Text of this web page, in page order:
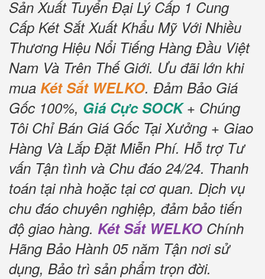
Sản Xuất Tuyển Đại Lý Cấp 1 Cung
Cấp Két Sắt Xuất Khẩu Mỹ Với Nhiều
Thương Hiệu Nổi Tiếng Hàng Đầu Việt
Nam Và Trên Thế Giới. Ưu đãi lớn khi
mua Két Sắt WELKO. Đảm Bảo Giá
Gốc 100%, Giá Cực SOCK+ Chúng
Tôi Chỉ Bán Giá Gốc Tại Xưởng + Giao
Hàng Và Lắp Đặt Miễn Phí. Hỗ trợ Tư
vấn Tận tình và Chu đáo 24/24. Thanh
toán tại nhà hoặc tại cơ quan. Dịch vụ
chu đáo chuyên nghiệp, đảm bảo tiến
độ giao hàng. Két Sắt WELKO Chính
Hãng Bảo Hành 05 năm Tận nơi sử
dụng, Bảo trì sản phẩm trọn đời.